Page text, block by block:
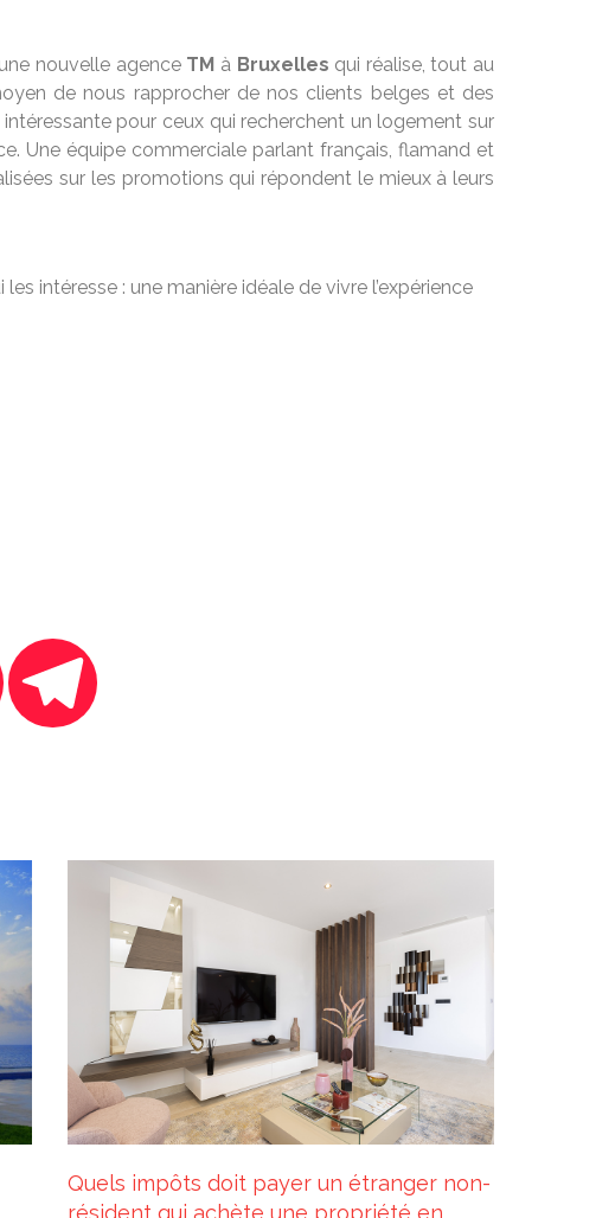
nouvelle agence TM à Bruxelles qui réalise, tout au
de nous rapprocher de nos clients belges et des
pour ceux qui recherchent un logement sur
Une équipe commerciale parlant français, flamand et
sur les promotions qui répondent le mieux à leurs
intéresse : une manière idéale de vivre l’expérience
Quels impôts doit payer un étranger non-
résident qui achète une propriété en